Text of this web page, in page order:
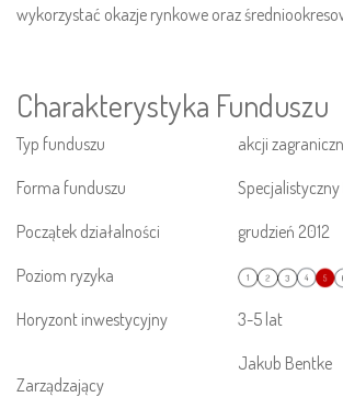
wykorzystać okazje rynkowe oraz
Charakterystyka Funduszu
Typ funduszu
akcji
Forma funduszu
Specjalistyczny
Początek działalności
grudzień 2012
Poziom ryzyka
Horyzont inwestycyjny
3-5 lat
Zarządzający
Jakub Bentke